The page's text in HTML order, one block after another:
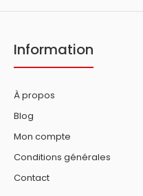
Information
À propos
Blog
Mon compte
Conditions générales
Contact